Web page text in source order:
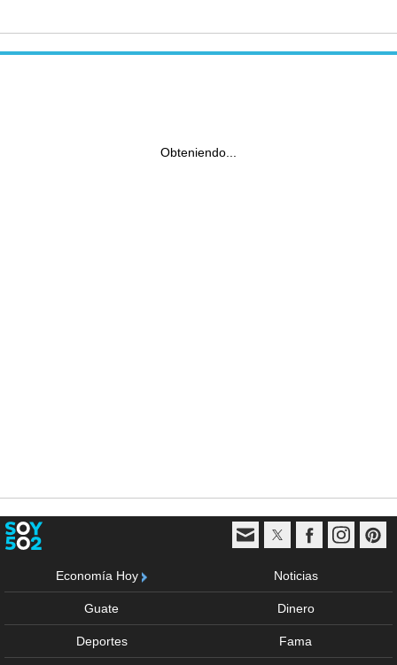
Obteniendo...
Economía Hoy Noticias
Guate Dinero
Deportes Fama